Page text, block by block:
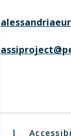
|